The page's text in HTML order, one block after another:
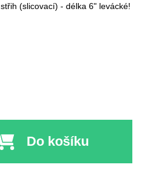
(slicovací) - délka 6" levácké!
Do košíku